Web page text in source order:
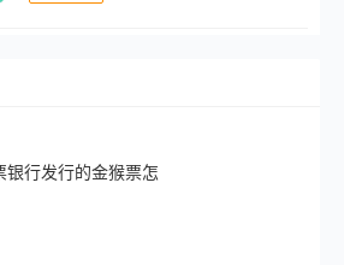
银行发行的金猴票怎